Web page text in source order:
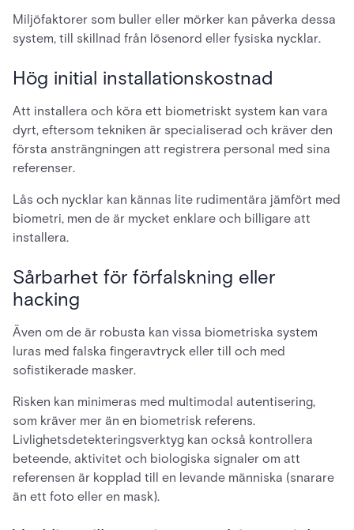
Miljöfaktorer som buller eller mörker kan påverka dessa
system, till skillnad från lösenord eller fysiska nycklar.
Hög initial installationskostnad
Att installera och köra ett biometriskt system kan vara
dyrt, eftersom tekniken är specialiserad och kräver den
första ansträngningen att registrera personal med sina
referenser.
Lås och nycklar kan kännas lite rudimentära jämfört med
biometri, men de är mycket enklare och billigare att
installera.
Sårbarhet för förfalskning eller
hacking
Även om de är robusta kan vissa biometriska system
luras med falska fingeravtryck eller till och med
sofistikerade masker.
Risken kan minimeras med multimodal autentisering,
som kräver mer än en biometrisk referens.
Livlighetsdetekteringsverktyg kan också kontrollera
beteende, aktivitet och biologiska signaler om att
referensen är kopplad till en levande människa (snarare
än ett foto eller en mask).